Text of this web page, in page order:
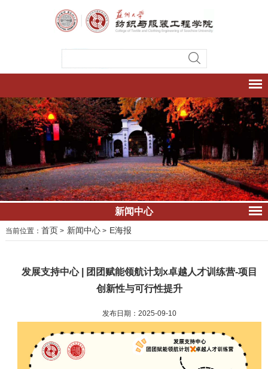
新闻中心
当前位置： 首页 > 新闻中心 > E海报
发展支持中心 | 团团赋能领航计划x卓越人才训练营-项目
创新性与可行性提升
发布日期：2025-09-10